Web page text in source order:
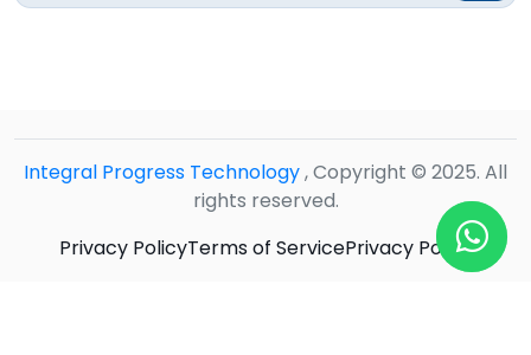
Integral Progress Technology, Copyright © 2025. All
rights reserved.
Privacy PolicyTerms of ServicePrivacy Policy